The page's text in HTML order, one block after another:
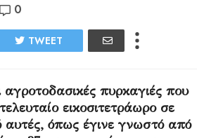
0
TWEET
πυρκαγιές που
εικοσιτετράωρο σε
όπως έγινε γνωστό από